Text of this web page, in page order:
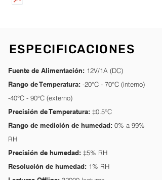
ESPECIFICACIONES
Fuente de Alimentación: 12V/1A (DC)
Rango de Temperatura: -20°C - 70°C (interno)
-40°C - 90°C (externo)
Precisión de Temperatura: ‡0.5°C
Rango de medición de humedad: 0% a 99%
RH
Precisión de humedad: ‡5% RH
Resolución de humedad: 1% RH